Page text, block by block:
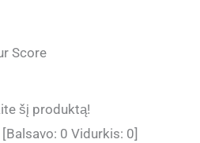
Score
šį produktą!
[Balsavo: 0 Vidurkis: 0]